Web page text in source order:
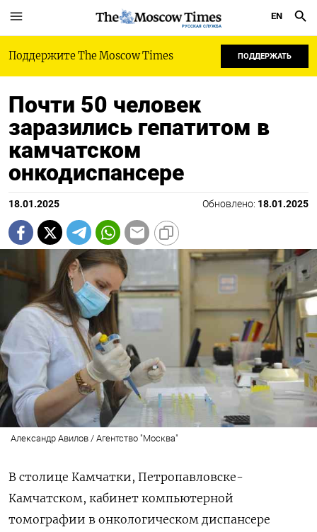
РУССКАЯ СЛУЖБА
EN
Поддержите The Moscow Times ПОДДЕРЖАТЬ
Почти 50 человек
заразились гепатитом в
камчатском
онкодиспансере
18.01.2025 Обновлено: 18.01.2025
Александр Авилов / Агентство "Москва"
В столице Камчатки, Петропавловске-
Камчатском, кабинет компьютерной
томографии в онкологическом диспансере